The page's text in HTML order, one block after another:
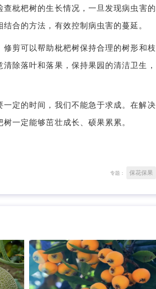
查枇杷树的生长情况，一旦发现病虫害的
合的方法，有效控制病虫害的蔓延。
修剪可以帮助枇杷树保持合理的树形和枝
除落叶和落果，保持果园的清洁卫生，
定的时间，我们不能急于求成。在解决
一定能够茁壮成长、硕果累累。
专题： 保花保果